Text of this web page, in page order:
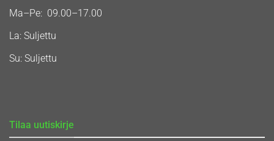
Ma–Pe: 09.00–17.00
La: Suljettu
Su: Suljettu
Tilaa uutiskirje